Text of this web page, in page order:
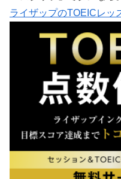
ライザップのTOEICレッ